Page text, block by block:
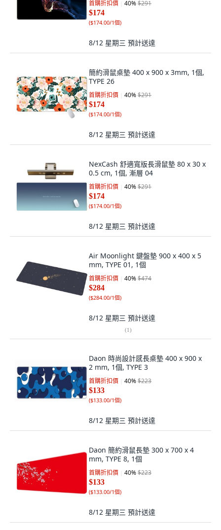
首購折扣價 40%$291
$174
($174.00/1個)
8/12 星期三 預計送達
簡約滑鼠桌墊 400 x 900 x 3mm, 1個,
TYPE 26
首購折扣價 40%$291
$174
($174.00/1個)
8/12 星期三 預計送達
NexCash 舒適寬版長滑鼠墊 80 x 30 x
0.5 cm, 1個, 漸層 04
首購折扣價 40%$291
$174
($174.00/1個)
8/12 星期三 預計送達
Air Moonlight 鍵盤墊 900 x 400 x 5
mm, TYPE 01, 1個
首購折扣價 40%$474
$284
($284.00/1個)
8/12 星期三 預計送達
(1)
Daon 時尚設計感長桌墊 400 x 900 x
2 mm, 1個, TYPE 3
首購折扣價 40%$223
$133
($133.00/1個)
8/12 星期三 預計送達
Daon 簡約滑鼠長墊 300 x 700 x 4
mm, TYPE 8, 1個
首購折扣價 40%$223
$133
($133.00/1個)
8/12 星期三 預計送達